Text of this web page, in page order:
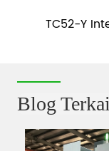
TC52-Y
Blog